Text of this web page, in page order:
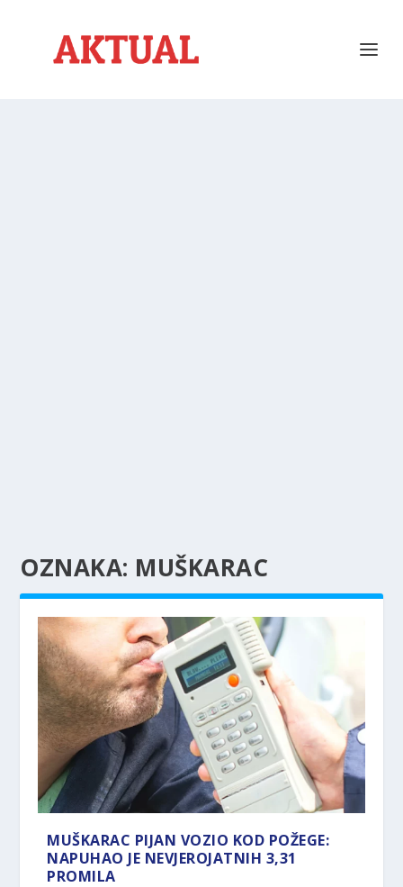
OZNAKA: MUŠKARAC
MUŠKARAC PIJAN VOZIO KOD POŽEGE:
NAPUHAO JE NEVJEROJATNIH 3,31
PROMILA